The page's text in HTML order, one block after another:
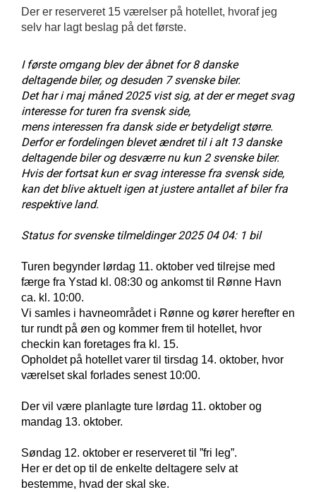
Der er reserveret 15 værelser på hotellet, hvoraf jeg
selv har lagt beslag på det første.
I første omgang blev der åbnet for 8 danske
deltagende biler, og desuden 7 svenske biler.
Det har i maj måned 2025 vist sig, at der er meget svag
interesse for turen fra svensk side,
mens interessen fra dansk side er betydeligt større.
Derfor er fordelingen blevet ændret til i alt 13 danske
deltagende biler og desværre nu kun 2 svenske biler.
Hvis der fortsat kun er svag interesse fra svensk side,
kan det blive aktuelt igen at justere antallet af biler fra
respektive land.
Status for svenske tilmeldinger 2025 04 04: 1 bil
Turen begynder lørdag 11. oktober ved tilrejse med
færge fra Ystad kl. 08:30 og ankomst til Rønne Havn
ca. kl. 10:00.
Vi samles i havneområdet i Rønne og kører herefter en
tur rundt på øen og kommer frem til hotellet, hvor
checkin kan foretages fra kl. 15.
Opholdet på hotellet varer til tirsdag 14. oktober, hvor
værelset skal forlades senest 10:00.
Der vil være planlagte ture lørdag 11. oktober og
mandag 13. oktober.
Søndag 12. oktober er reserveret til ”fri leg”.
Her er det op til de enkelte deltagere selv at
bestemme, hvad der skal ske.